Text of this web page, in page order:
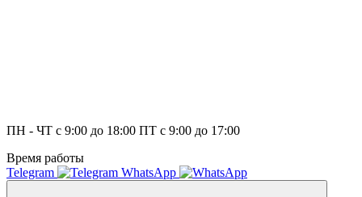
ПН - ЧТ с 9:00 до 18:00 ПТ с 9:00 до 17:00
Время работы
Telegram
WhatsApp